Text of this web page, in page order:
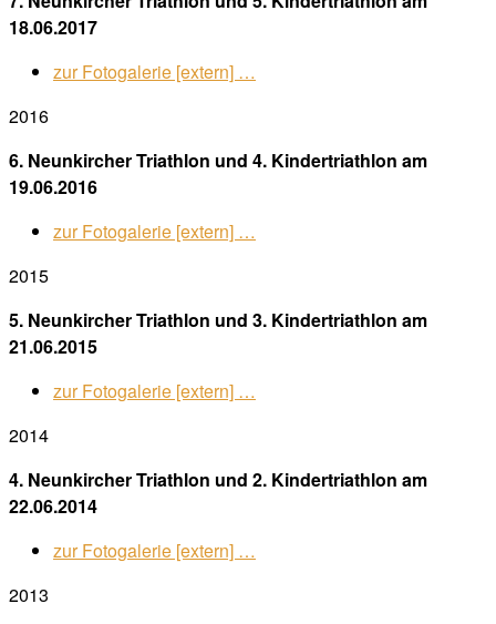
18.06.2017
zur Fotogalerie [extern] …
2016
6. Neunkircher Triathlon und 4. Kindertriathlon am
19.06.2016
zur Fotogalerie [extern] …
2015
5. Neunkircher Triathlon und 3. Kindertriathlon am
21.06.2015
zur Fotogalerie [extern] …
2014
4. Neunkircher Triathlon und 2. Kindertriathlon am
22.06.2014
zur Fotogalerie [extern] …
2013